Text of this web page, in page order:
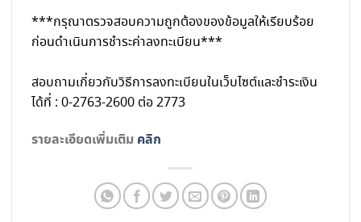
***กรุณาตรวจสอบความถูกต้องของข้อมูลให้เรียบร้อย
ก่อนดำเนินการชำระค่าลงทะเบียน***
สอบถามเกี่ยวกับวิธีการลงทะเบียนในเว็บไซต์และชำระเงิน
ได้ที่ : 0-2763-2600 ต่อ 2773
รายละเอียดเพิ่มเติม คลิก